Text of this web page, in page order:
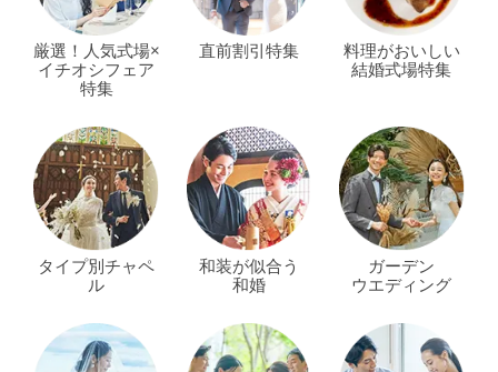
厳選！人気式場×
イチオシフェア
特集
直前割引特集
料理がおいしい
結婚式場特集
タイプ別チャペ
ル
和装が似合う
和婚
ガーデン
ウエディング